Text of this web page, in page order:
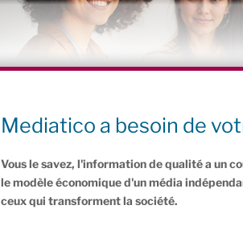
En savoir plus sur Cozynergy
Mediatico a besoin de
Vous le savez, l'information de qualité a un
le modèle économique d'un média
ceux qui transforment la société.